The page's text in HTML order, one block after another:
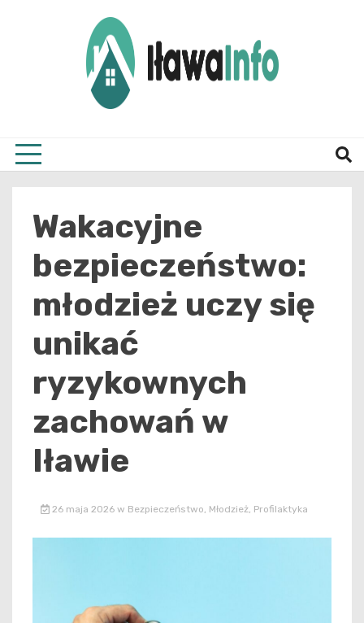
Wakacyjne
bezpieczeństwo:
młodzież uczy się
unikać
ryzykownych
zachowań w
Iławie
26 maja 2026 w Bezpieczeństwo, Młodzież, Profilaktyka